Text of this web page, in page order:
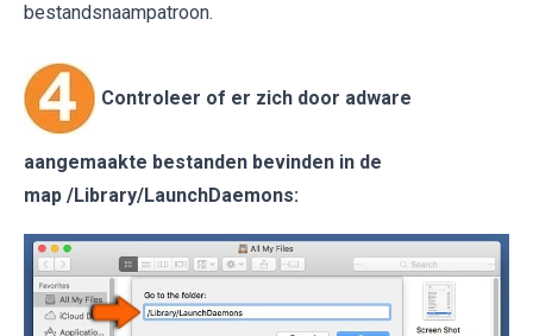
bestandsnaampatroon.
Controleer of er zich door adware
aangemaakte bestanden bevinden in de
map /Library/LaunchDaemons: